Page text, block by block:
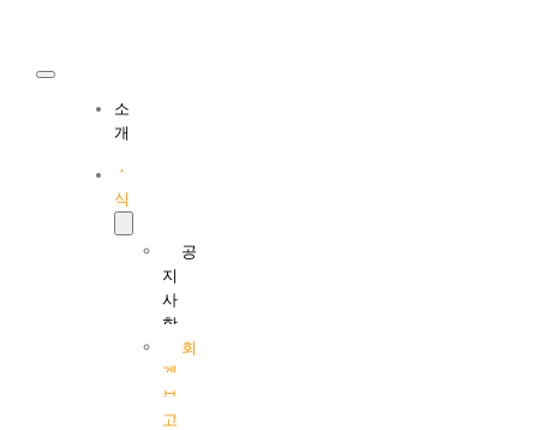
Toggle
Navigation
소
개
소
식
공
지
사
항
회
계
보
고